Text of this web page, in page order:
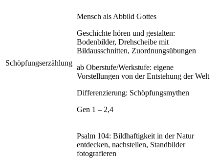
Schöpfungserzählung
Mensch als Abbild Gottes
Geschichte hören und gestalten:
Bodenbilder, Drehscheibe mit
Bildausschnitten, Zuordnungsübungen
ab Oberstufe/Werkstufe: eigene
Vorstellungen von der Entstehung der Welt
Differenzierung: Schöpfungsmythen
Gen 1 – 2,4
Psalm 104: Bildhaftigkeit in der Natur
entdecken, nachstellen, Standbilder
fotografieren